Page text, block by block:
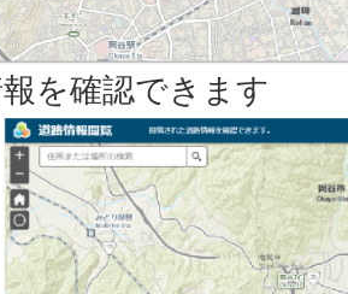
を確認できます